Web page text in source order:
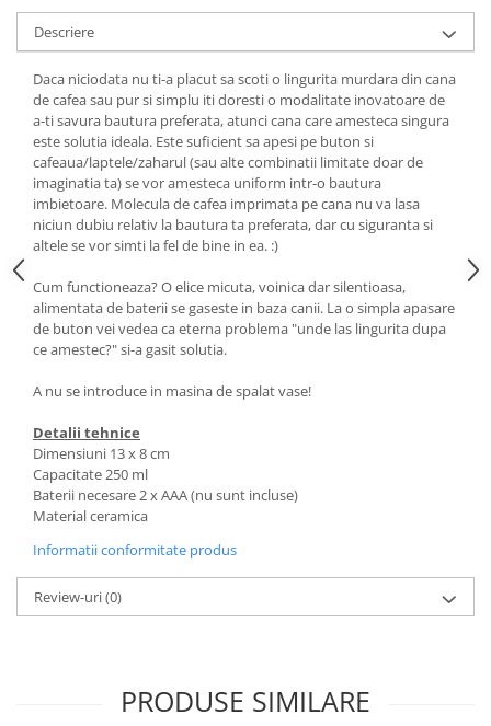
Descriere
Daca niciodata nu ti-a placut sa scoti o lingurita murdara din cana
de cafea sau pur si simplu iti doresti o modalitate inovatoare de
a-ti savura bautura preferata, atunci cana care amesteca singura
este solutia ideala. Este suficient sa apesi pe buton si
cafeaua/laptele/zaharul (sau alte combinatii limitate doar de
imaginatia ta) se vor amesteca uniform intr-o bautura
imbietoare. Molecula de cafea imprimata pe cana nu va lasa
niciun dubiu relativ la bautura ta preferata, dar cu siguranta si
altele se vor simti la fel de bine in ea. :)
Cum functioneaza? O elice micuta, voinica dar silentioasa,
alimentata de baterii se gaseste in baza canii. La o simpla apasare
de buton vei vedea ca eterna problema "unde las lingurita dupa
ce amestec?" si-a gasit solutia.
A nu se introduce in masina de spalat vase!
Detalii tehnice
Dimensiuni 13 x 8 cm
Capacitate 250 ml
Baterii necesare 2 x AAA (nu sunt incluse)
Material ceramica
Informatii conformitate produs
Review-uri(0)
PRODUSE SIMILARE